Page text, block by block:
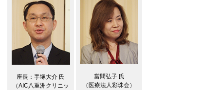
座長：手塚大介 氏
（AIC八重洲クリニッ
當間弘子 氏
（医療法人彩珠会）